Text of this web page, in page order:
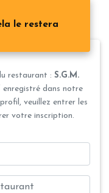
le restera
restaurant : S.G.M.
enregistré dans notre
veuillez entrer les
votre inscription.